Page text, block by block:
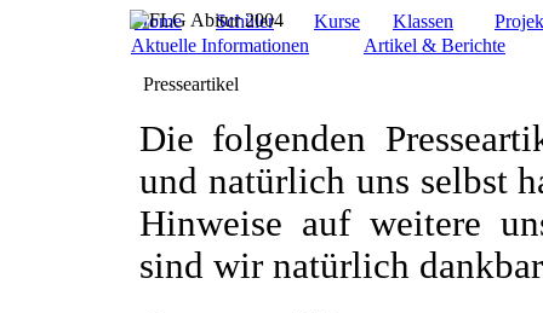
Home Schüler Kurse Klassen
Aktuelle Informationen
Artikel & Berichte
Presseartikel
Die folgenden
und natürlich uns selbst
Hinweise auf weitere
sind wir natürlich